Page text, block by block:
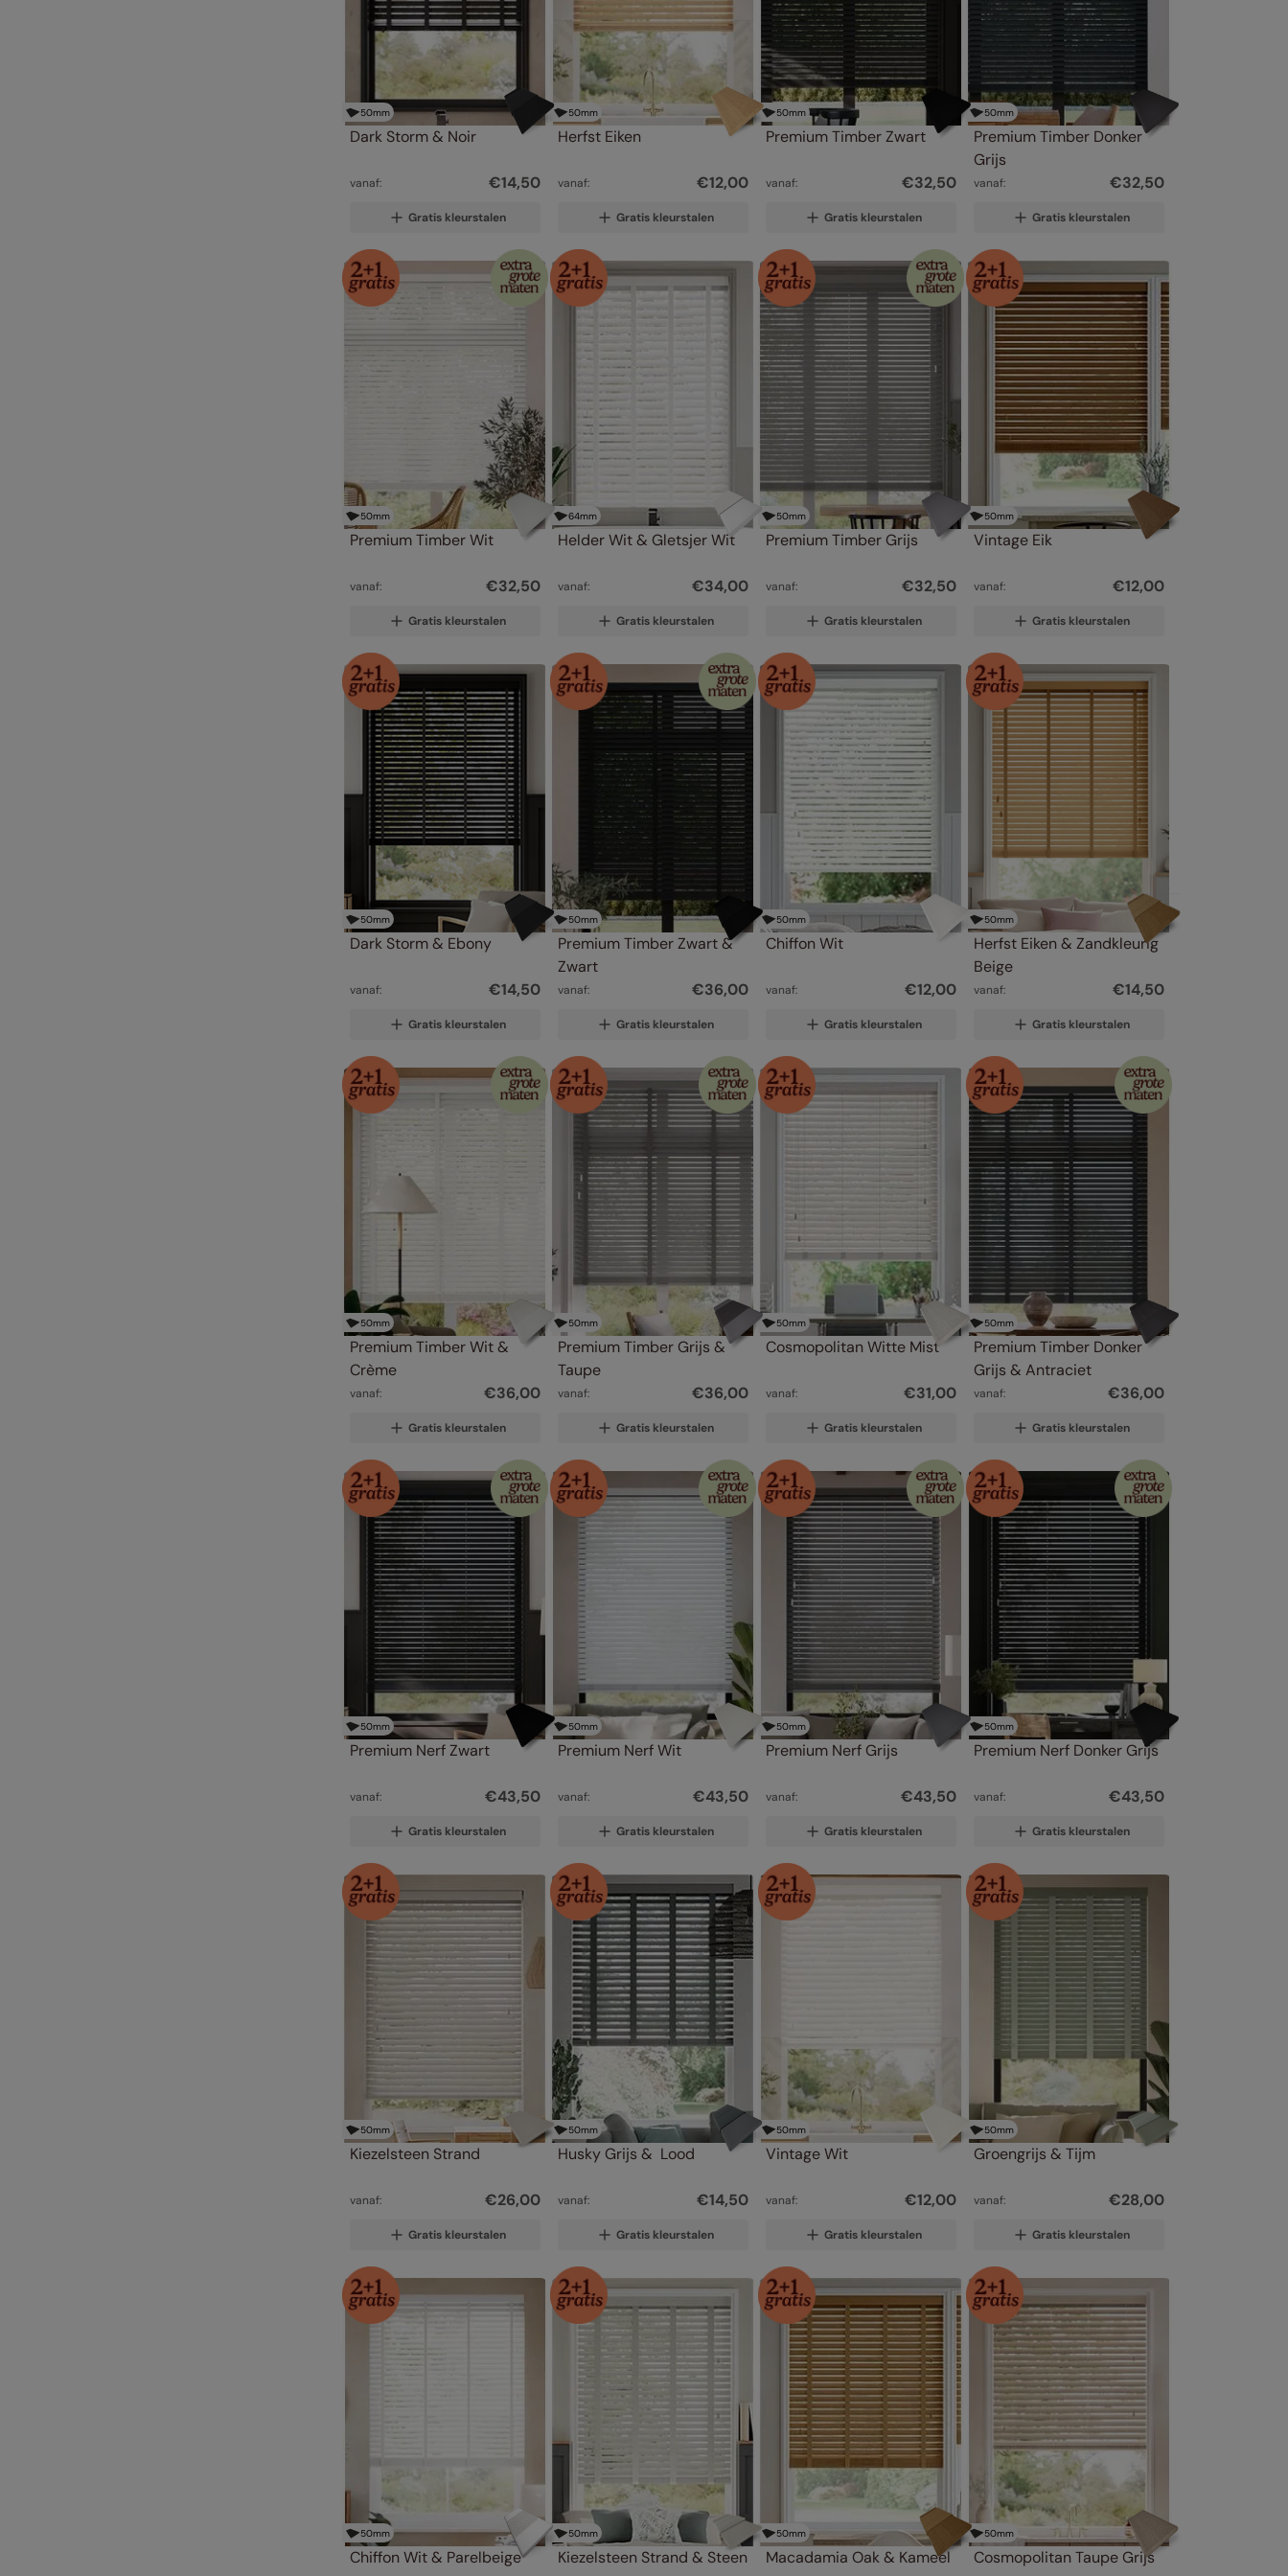
50mm
Dark Storm & Noir
vanaf: €14,50
Gratis kleurstalen
50mm
Herfst Eiken
vanaf: €12,00
Gratis kleurstalen
50mm
Premium Timber Zwart
vanaf: €32,50
Gratis kleurstalen
50mm
Premium Timber Donker
Grijs
vanaf: €32,50
Gratis kleurstalen
50mm
Premium Timber Wit
vanaf: €32,50
Gratis kleurstalen
64mm
Helder Wit & Gletsjer Wit
vanaf: €34,00
Gratis kleurstalen
50mm
Premium Timber Grijs
vanaf: €32,50
Gratis kleurstalen
50mm
Vintage Eik
vanaf: €12,00
Gratis kleurstalen
50mm
Dark Storm & Ebony
vanaf: €14,50
Gratis kleurstalen
50mm
Premium Timber Zwart &
Zwart
vanaf: €36,00
Gratis kleurstalen
50mm
Chiffon Wit
vanaf: €12,00
Gratis kleurstalen
50mm
Herfst Eiken & Zandkleurig
Beige
vanaf: €14,50
Gratis kleurstalen
50mm
Premium Timber Wit &
Crème
vanaf: €36,00
Gratis kleurstalen
50mm
Premium Timber Grijs &
Taupe
vanaf: €36,00
Gratis kleurstalen
50mm
Cosmopolitan Witte Mist
vanaf: €31,00
Gratis kleurstalen
50mm
Premium Timber Donker
Grijs & Antraciet
vanaf: €36,00
Gratis kleurstalen
50mm
Premium Nerf Zwart
vanaf: €43,50
Gratis kleurstalen
50mm
Premium Nerf Wit
vanaf: €43,50
Gratis kleurstalen
50mm
Premium Nerf Grijs
vanaf: €43,50
Gratis kleurstalen
50mm
Premium Nerf Donker Grijs
vanaf: €43,50
Gratis kleurstalen
50mm
Kiezelsteen Strand
vanaf: €26,00
Gratis kleurstalen
50mm
Husky Grijs &  Lood
vanaf: €14,50
Gratis kleurstalen
50mm
Vintage Wit
vanaf: €12,00
Gratis kleurstalen
50mm
Groengrijs & Tijm
vanaf: €28,00
Gratis kleurstalen
50mm
Chiffon Wit & Parelbeige
50mm
Kiezelsteen Strand & Steen
50mm
Macadamia Oak & Kameel
50mm
Cosmopolitan Taupe Grijs